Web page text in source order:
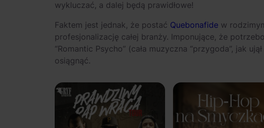
wykluczać, a dalej będą prawidłowe!
Faktem jest jednak, że postać Quebonafide w
profesjonalizację całej branży. Imponujące, że
“Romantic Psycho” (cała muzyczna “przygoda”, jak
osiągnąć.